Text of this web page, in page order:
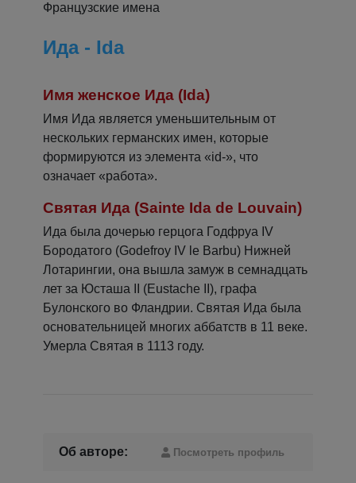
Французские имена
Ида - Ida
Имя женское Ида (Ida)
Имя Ида является уменьшительным от
нескольких германских имен, которые
формируются из элемента «id-», что
означает «работа».
Святая Ида (Sainte Ida de Louvain)
Ида была дочерью герцога Годфруа IV
Бородатого (Godefroy IV le Barbu) Нижней
Лотарингии, она вышла замуж в семнадцать
лет за Юсташа II (Eustache II), графа
Булонского во Фландрии. Святая Ида была
основательницей многих аббатств в 11 веке.
Умерла Святая в 1113 году.
Об авторе: Посмотреть профиль